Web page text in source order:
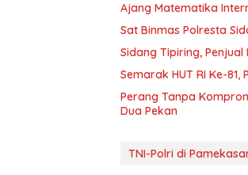
Ajang Matematika
Sat Binmas Polresta
Sidang Tipiring,
Semarak HUT RI Ke-
Perang Tanpa
Dua Pekan
TNI-Polri di